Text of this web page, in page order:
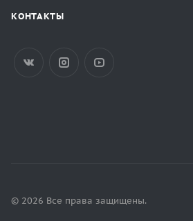
КОНТАКТЫ
© 2026 Все права защищены.